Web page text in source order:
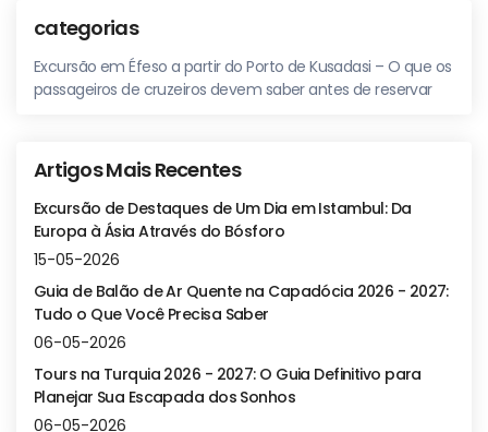
categorias
Excursão em Éfeso a partir do Porto de Kusadasi – O que os
passageiros de cruzeiros devem saber antes de reservar
Artigos Mais Recentes
Excursão de Destaques de Um Dia em Istambul: Da
Europa à Ásia Através do Bósforo
15-05-2026
Guia de Balão de Ar Quente na Capadócia 2026 - 2027:
Tudo o Que Você Precisa Saber
06-05-2026
Tours na Turquia 2026 - 2027: O Guia Definitivo para
Planejar Sua Escapada dos Sonhos
06-05-2026